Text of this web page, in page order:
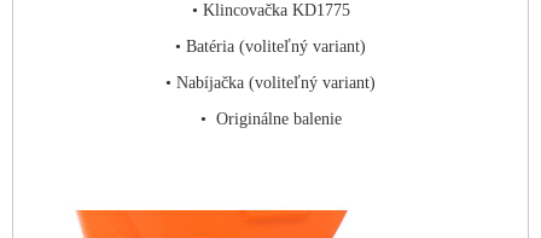
• Klincovačka KD1775
• Batéria (voliteľný variant)
• Nabíjačka (voliteľný variant)
• Originálne balenie